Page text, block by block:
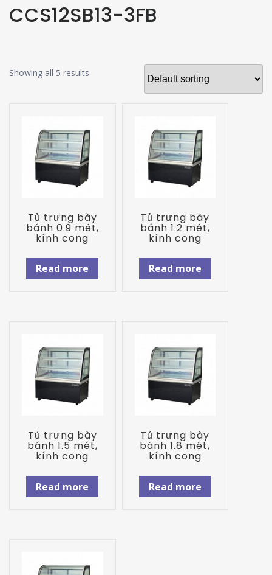
CCS12SB13-3FB
Showing all 5 results
Tủ trưng bày
bánh 0.9 mét,
kính cong
Read more
Tủ trưng bày
bánh 1.2 mét,
kính cong
Read more
Tủ trưng bày
bánh 1.5 mét,
kính cong
Read more
Tủ trưng bày
bánh 1.8 mét,
kính cong
Read more